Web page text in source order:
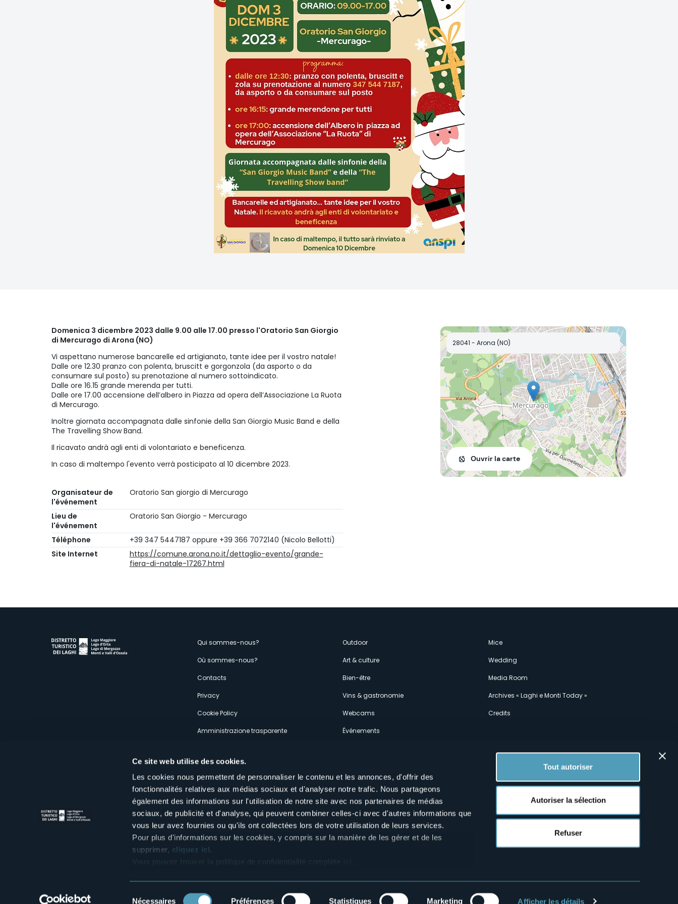
Ce site web utilise des cookies.
Les cookies nous permettent de personnaliser le contenu et les annonces, d'offrir des
fonctionnalités relatives aux médias sociaux et d'analyser notre trafic. Nous partageons
également des informations sur l'utilisation de notre site avec nos partenaires de médias
sociaux, de publicité et d'analyse, qui peuvent combiner celles-ci avec d'autres informations que
vous leur avez fournies ou qu'ils ont collectées lors de votre utilisation de leurs services.
Pour plus d'informations sur les cookies, y compris sur la manière de les gérer et de les
supprimer, cliquez ici.
Vous pouvez trouver la politique de confidentialité complète
Nécessaires Préférences Statistiques Marketing Afficher les détails
Tout autoriser
Autoriser la sélection
Refuser
Domenica 3 dicembre 2023 dalle 9.00 alle 17.00 presso l'Oratorio San Giorgio
di Mercurago di Arona (NO)
Vi aspettano numerose bancarelle ed artigianato, tante idee per il vostro natale!
Dalle ore 12.30 pranzo con polenta, bruscitt e gorgonzola (da asporto o da
consumare sul posto) su prenotazione al numero sottoindicato.
Dalle ore 16.15 grande merenda per tutti.
Dalle ore 17.00 accensione dell’albero in Piazza ad opera dell’Associazione La Ruota
di Mercurago.
Inoltre giornata accompagnata dalle sinfonie della San Giorgio Music Band e della
The Travelling Show Band.
Il ricavato andrà agli enti di volontariato e beneficenza.
In caso di maltempo l'evento verrà posticipato al 10 dicembre 2023.
Organisateur de
l'événement
Oratorio San giorgio di Mercurago
Lieu de
l'événement
Oratorio San Giorgio - Mercurago
Téléphone
+39 347 5447187 oppure +39 366 7072140 (Nicolo Bellotti)
Site Internet
https://comune.arona.no.it/dettaglio-evento/grande-
fiera-di-natale-17267.html
28041 - Arona (NO)
Ouvrir la carte
Menù
secondario
Qui sommes-nous?
Où sommes-nous?
Contacts
Privacy
Cookie Policy
Amministrazione trasparente
Outdoor
Art & culture
Bien-être
Vins & gastronomie
Webcams
Événements
Mice
Wedding
Media Room
Archives « Laghi e Monti Today »
Credits
Distretto Turistico dei Laghi Scrl
Sede legale e operativa: Corso Italia 26 - 28838 Stresa VB - Italy
e distrettolaghi@legalmail.it
Suivez-nous sur nos réseaux sociaux